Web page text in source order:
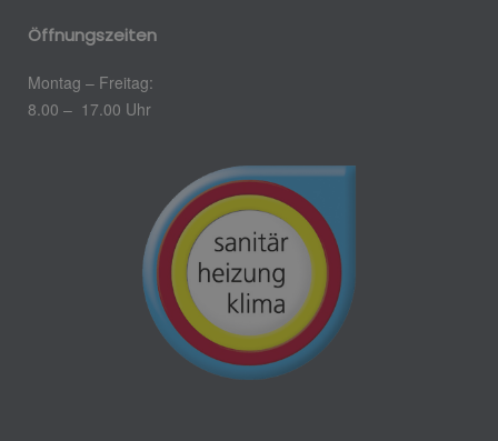
Öffnungszeiten
Montag – Freitag:
8.00 – 17.00 Uhr